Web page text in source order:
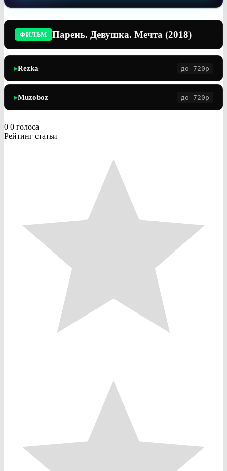
ФИЛЬМ Парень. Девушка. Мечта (2018)
▶Rezka до 720p
▶Muzoboz до 720p
0 0 голоса
Рейтинг статьи